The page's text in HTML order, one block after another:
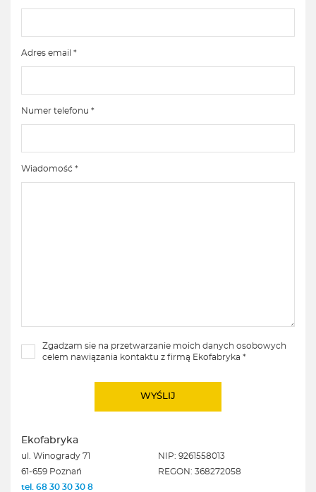
Adres email *
Numer telefonu *
Wiadomość *
Zgadzam sie na przetwarzanie moich danych osobowych
celem nawiązania kontaktu z firmą Ekofabryka *
Ekofabryka
ul. Winogrady 71
61-659 Poznań
tel. 68 30 30 30 8
NIP: 9261558013
REGON: 368272058